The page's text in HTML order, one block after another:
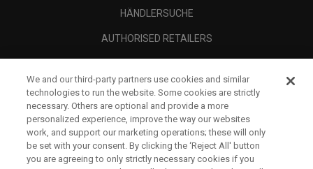
HÄNDLERSUCHE
AUTHORISED RETAILERS
UNTERNEHMENSPROFIL
RECHTLICHES-
We and our third-party partners use cookies and similar
technologies to run the website. Some cookies are strictly
necessary. Others are optional and provide a more
personalized experience, improve the way our websites
work, and support our marketing operations; these will only
be set with your consent. By clicking the ‘Reject All' button
you are agreeing to only strictly necessary cookies if you